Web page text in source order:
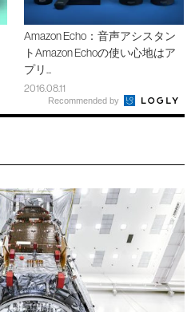
Amazon Echo：音声アシスタン
トAmazon Echoの使い心地はア
プリ...
2016.08.11
Recommended by